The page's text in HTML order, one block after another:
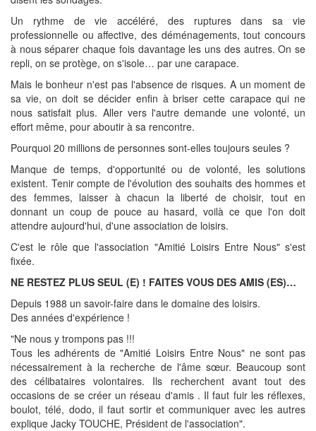
Un rythme de vie accéléré, des ruptures dans sa vie
professionnelle ou affective, des déménagements, tout concours
à nous séparer chaque fois davantage les uns des autres. On se
repli, on se protège, on s'isole… par une carapace.
Mais le bonheur n'est pas l'absence de risques. A un moment de
sa vie, on doit se décider enfin à briser cette carapace qui ne
nous satisfait plus. Aller vers l'autre demande une volonté, un
effort même, pour aboutir à sa rencontre.
Pourquoi 20 millions de personnes sont-elles toujours seules ?
Manque de temps, d'opportunité ou de volonté, les solutions
existent. Tenir compte de l'évolution des souhaits des hommes et
des femmes, laisser à chacun la liberté de choisir, tout en
donnant un coup de pouce au hasard, voilà ce que l'on doit
attendre aujourd'hui, d'une association de loisirs.
C'est le rôle que l'association "Amitié Loisirs Entre Nous" s'est
fixée.
NE RESTEZ PLUS SEUL (E) ! FAITES VOUS DES AMIS (ES)…
Depuis 1988 un savoir-faire dans le domaine des loisirs.
Des années d'expérience !
"Ne nous y trompons pas !!!
Tous les adhérents de "Amitié Loisirs Entre Nous" ne sont pas
nécessairement à la recherche de l'âme sœur. Beaucoup sont
des célibataires volontaires. Ils recherchent avant tout des
occasions de se créer un réseau d'amis . Il faut fuir les réflexes,
boulot, télé, dodo, il faut sortir et communiquer avec les autres
explique Jacky TOUCHE, Président de l'association".